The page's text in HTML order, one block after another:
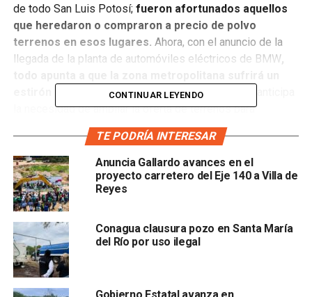
de todo San Luis Potosí; fueron afortunados aquellos
que heredaron o compraron a precio de polvo
terrenos en esos lugares. Ahora, con el anuncio de la
llegada de la planta de automóviles eléctricos de BMW,
estirón industrial, demográfico y social
la necesidad de ampliar la oferta de terrenos para
personas y empresas; ahí,un nuevo horizonte se
asoma y con él se conformará un triángulo territorial,
posiblemente el más relevante del Bajío:
Santa María del Río está a 27 minutos de distancia de
los parques industriales Logistik
Reyes, donde a su vez, se encuentran varias de las
empresas más importantes de San Luis Potosí, como
BMW, L’Oréal, GM; a unos metros de Dräexlmaier
de las mayores empleadoras del estado); con decenas de
fábricas satélites y donde, posiblemente, también se
CONTINUAR LEYENDO
TE PODRÍA INTERESAR
Anuncia Gallardo avances en el
proyecto carretero del Eje 140 a Villa de
Reyes
Conagua clausura pozo en Santa María
del Río por uso ilegal